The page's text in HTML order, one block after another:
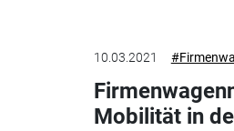
10.03.2021
Mobilität in